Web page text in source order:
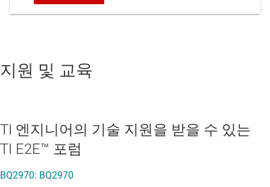
지원 및 교육
TI 엔지니어의 기술 지원을 받을 수 있는
TI E2E™ 포럼